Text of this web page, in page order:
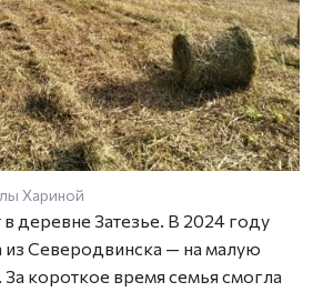
Хариной
деревне Затезье. В 2024 году
Северодвинска — на малую
короткое время семья смогла